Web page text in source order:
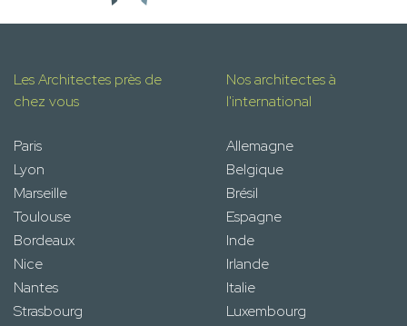
Les Architectes près de
chez vous
Paris
Lyon
Marseille
Toulouse
Bordeaux
Nice
Nantes
Strasbourg
Nos architectes à
l'international
Allemagne
Belgique
Brésil
Espagne
Inde
Irlande
Italie
Luxembourg